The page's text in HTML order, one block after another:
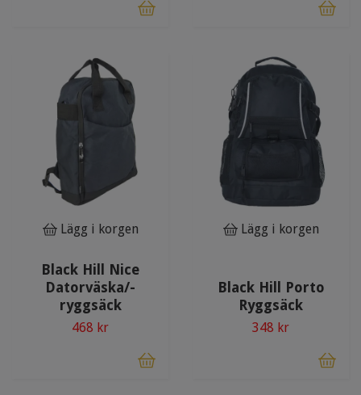
Lägg i korgen
Black Hill Nice
Datorväska/-
ryggsäck
468 kr
Lägg i korgen
Black Hill Porto
Ryggsäck
348 kr